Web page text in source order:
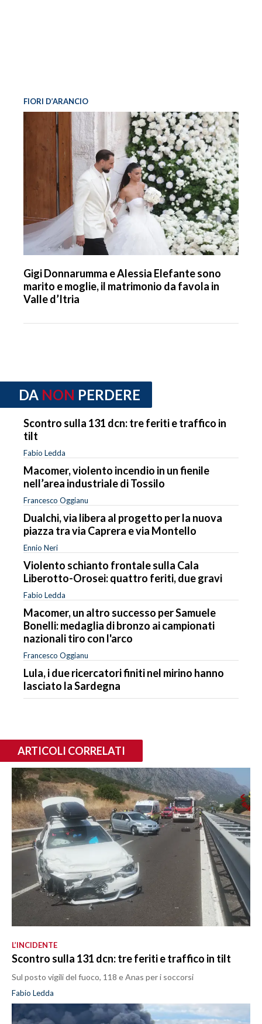
FIORI D’ARANCIO
Gigi Donnarumma e Alessia Elefante sono
marito e moglie, il matrimonio da favola in
Valle d’Itria
DA NON PERDERE
Scontro sulla 131 dcn: tre feriti e traffico in
tilt
Fabio Ledda
Macomer, violento incendio in un fienile
nell’area industriale di Tossilo
Francesco Oggianu
Dualchi, via libera al progetto per la nuova
piazza tra via Caprera e via Montello
Ennio Neri
Violento schianto frontale sulla Cala
Liberotto-Orosei: quattro feriti, due gravi
Fabio Ledda
Macomer, un altro successo per Samuele
Bonelli: medaglia di bronzo ai campionati
nazionali tiro con l'arco
Francesco Oggianu
Lula, i due ricercatori finiti nel mirino hanno
lasciato la Sardegna
ARTICOLI CORRELATI
L’INCIDENTE
Scontro sulla 131 dcn: tre feriti e traffico in tilt
Sul posto vigili del fuoco, 118 e Anas per i soccorsi
Fabio Ledda